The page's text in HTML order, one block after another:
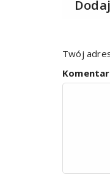
Twój